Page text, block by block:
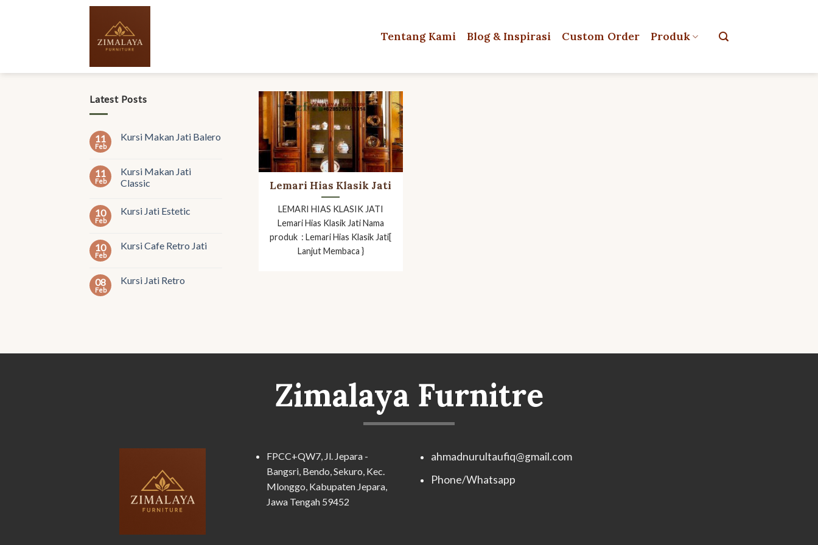
Tentang Kami Blog & Inspirasi Custom Order Produk
Latest Posts
11
Feb
Kursi Makan Jati Balero
11
Feb
Kursi Makan Jati
Classic
10
Feb
Kursi Jati Estetic
10
Feb
Kursi Cafe Retro Jati
08
Feb
Kursi Jati Retro
Lemari Hias Klasik Jati
LEMARI HIAS KLASIK JATI
Lemari Hias Klasik Jati Nama
produk : Lemari Hias Klasik Jati[
Lanjut Membaca }
Zimalaya Furnitre
FPCC+QW7, Jl. Jepara -
Bangsri, Bendo, Sekuro, Kec.
Mlonggo, Kabupaten Jepara,
Jawa Tengah 59452
ahmadnurultaufiq@gmail.com
Phone/Whatsapp